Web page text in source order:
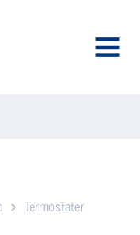
Termostater